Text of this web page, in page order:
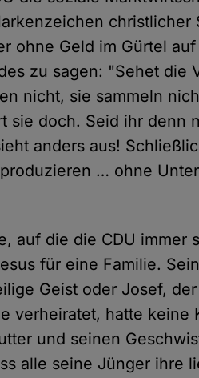
ohne Geld im Gürtel
zu sagen: "Sehet die
nicht, sie sammeln
sie doch. Seid ihr denn
anders aus!
… ohne
auf die die CDU immer
für eine Familie.
Geist oder Josef,
verheiratet, hatte keine
und seinen
alle seine Jünger ihre